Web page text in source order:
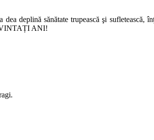
deplină sănătate trupească şi sufletească,
ANI!